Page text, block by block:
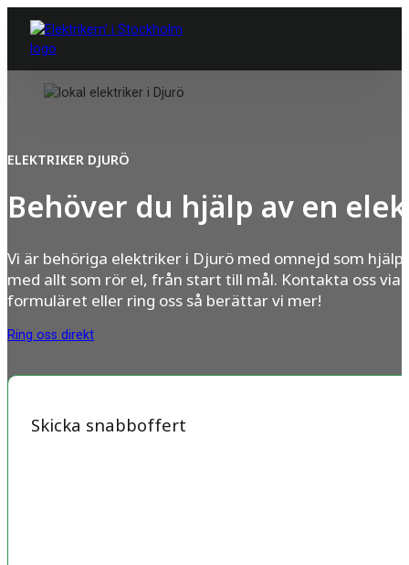
ELEKTRIKER DJURÖ
Behöver du hjälp av en
Vi är behöriga elektriker i Djurö med omnejd som
med allt som rör el, från start till mål. Kontakta oss via
formuläret eller ring oss så berättar vi mer!
Ring oss direkt
Skicka snabboffert